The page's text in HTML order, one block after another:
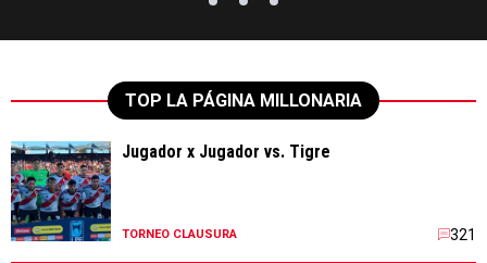
TOP LA PÁGINA MILLONARIA
Jugador x Jugador vs. Tigre
TORNEO CLAUSURA 321